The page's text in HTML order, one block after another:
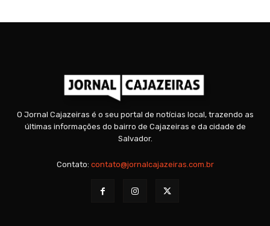
O Jornal Cajazeiras é o seu portal de notícias local, trazendo as
últimas informações do bairro de Cajazeiras e da cidade de
Salvador.
Contato: contato@jornalcajazeiras.com.br